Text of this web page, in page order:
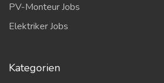
PV-Monteur Jobs
Elektriker Jobs
Kategorien